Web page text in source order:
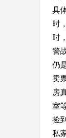
具
时
时
警
仍
卖
房
室
捡
私